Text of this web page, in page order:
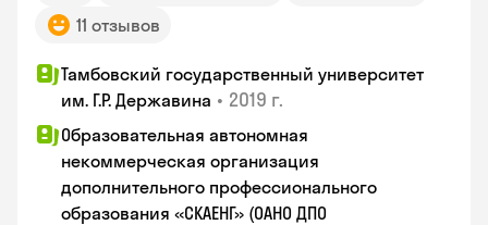
11 отзывов
Тамбовский государственный университет
им. Г.Р. Державина • 2019 г.
Образовательная автономная
некоммерческая организация
дополнительного профессионального
образования «СКАЕНГ» (ОАНО ДПО